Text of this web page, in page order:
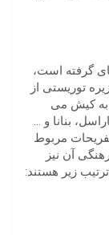
گرفته است،
این جزیره توریستی از
به کیش می
بنانا و …
مربوط
آن نیز
زیر هستند: